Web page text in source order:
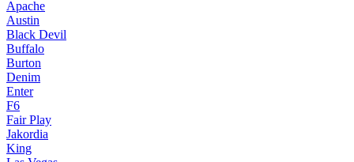
Apache
Austin
Black Devil
Buffalo
Burton
Denim
Enter
F6
Fair Play
Jakordia
King